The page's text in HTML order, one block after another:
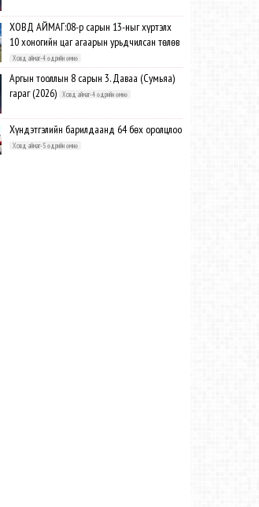
ХОВД АЙМАГ:08-р сарын 13-ныг хүртэлх
10 хоногийн цаг агаарын урьдчилсан төлөв
Ховд аймаг-4 өдрийн өмнө
Аргын тооллын 8 сарын 3. Даваа (Сумьяа)
гараг (2026)
Ховд аймаг-4 өдрийн өмнө
Хүндэтгэлийн барилдаанд 64 бөх оролцлоо
Ховд аймаг-5 өдрийн өмнө